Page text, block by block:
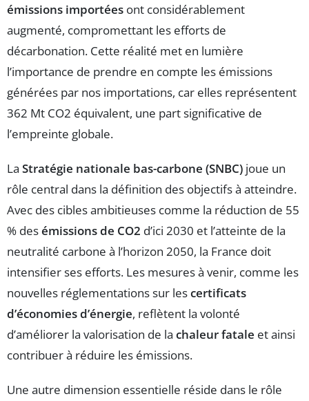
émissions importées ont considérablement
augmenté, compromettant les efforts de
décarbonation. Cette réalité met en lumière
l’importance de prendre en compte les émissions
générées par nos importations, car elles représentent
362 Mt CO2 équivalent, une part significative de
l’empreinte globale.
La Stratégie nationale bas-carbone (SNBC) joue un
rôle central dans la définition des objectifs à atteindre.
Avec des cibles ambitieuses comme la réduction de 55
% desémissions de CO2 d’ici 2030 et l’atteinte de la
neutralité carbone à l’horizon 2050, la France doit
intensifier ses efforts. Les mesures à venir, comme les
nouvelles réglementations sur lescertificats
d’économies d’énergie, reflètent la volonté
d’améliorer la valorisation de la chaleur fatale et ainsi
contribuer à réduire les émissions.
Une autre dimension essentielle réside dans le rôle